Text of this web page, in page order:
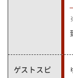
ゲストスピ